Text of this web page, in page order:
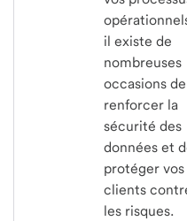
il existe de
nombreuses
occasions de
renforcer la
sécurité des
données et
protéger vos
clients
les risques.